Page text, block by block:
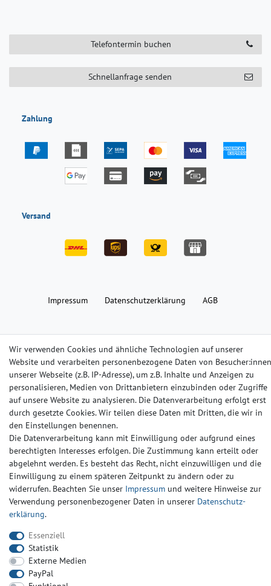
Telefontermin buchen
Schnellanfrage senden
Zahlung
Versand
Impressum Daten­schutz­erklärung AGB
Barrierefreiheitserklärung Widerrufs­recht
Kontakt
Wir verwenden Cookies und ähnliche Technologien auf unserer
Website und verarbeiten personenbezogene Daten von Besucher:innen
unserer Webseite (z.B. IP-Adresse), um z.B. Inhalte und Anzeigen zu
personalisieren, Medien von Drittanbietern einzubinden oder Zugriffe
auf unsere Website zu analysieren. Die Datenverarbeitung erfolgt erst
durch gesetzte Cookies. Wir teilen diese Daten mit Dritten, die wir in
den Einstellungen benennen.
Die Datenverarbeitung kann mit Einwilligung oder aufgrund eines
berechtigten Interesses erfolgen. Die Zustimmung kann erteilt oder
abgelehnt werden. Es besteht das Recht, nicht einzuwilligen und die
Einwilligung zu einem späteren Zeitpunkt zu ändern oder zu
widerrufen. Beachten Sie unser Impressum und weitere Hinweise zur
Verwendung personenbezogener Daten in unserer Daten­schutz­
erklärung.
Essenziell
Statistik
Externe Medien
PayPal
© Copyright 2024-2025 | Alle Rechte vorbehalten.
Widerrufs­recht Widerrufs­formular Impressum
Daten­schutz­erklärung AGB Kontakt